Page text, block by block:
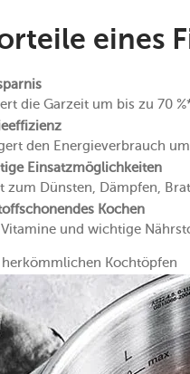
eines
die Garzeit um bis zu 70
den Energieverbrauch
Einsatzmöglichkeiten
zum Dünsten, Dämpfen,
Kochen
und wichtige
Kochtöpfen